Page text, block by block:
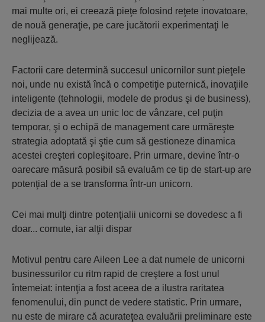
mai multe ori, ei creează pieţe folosind reţete inovatoare,
de nouă generaţie, pe care jucătorii experimentaţi le
neglijează.
Factorii care determină succesul unicornilor sunt pieţele
noi, unde nu există încă o competiţie puternică, inovaţiile
inteligente (tehnologii, modele de produs şi de business),
decizia de a avea un unic loc de vânzare, cel puţin
temporar, şi o echipă de management care urmăreşte
strategia adoptată şi ştie cum să gestioneze dinamica
acestei creşteri copleşitoare. Prin urmare, devine într-o
oarecare măsură posibil să evaluăm ce tip de start-up are
potenţial de a se transforma într-un unicorn.
Cei mai mulţi dintre potenţialii unicorni se dovedesc a fi
doar... cornute, iar alţii dispar
Motivul pentru care Aileen Lee a dat numele de unicorni
businessurilor cu ritm rapid de creştere a fost unul
întemeiat: intenţia a fost aceea de a ilustra raritatea
fenomenului, din punct de vedere statistic. Prin urmare,
nu este de mirare că acurateţea evaluării preliminare este